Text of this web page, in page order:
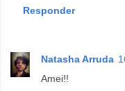
Responder
Natasha Arruda
Amei!!